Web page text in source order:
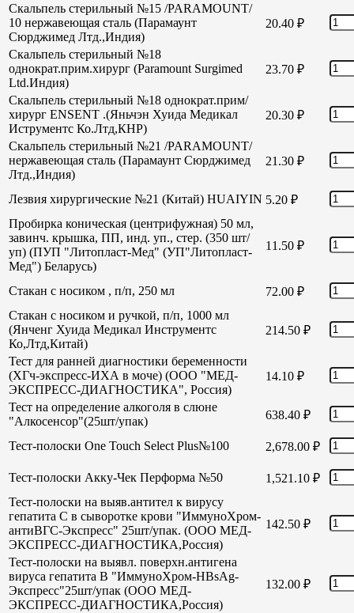
Скальпель стерильный №15 /PARAMOUNT/
10 нержавеющая сталь (Парамаунт
Сюрджимед Лтд.,Индия)
20.40 ₽
Скальпель стерильный №18
однократ.прим.хирург (Paramount Surgimed
Ltd.Индия)
23.70 ₽
Скальпель стерильный №18 однократ.прим/
хирург ENSENT .(Яньчэн Хуида Медикал
Иструментс Ко.Лтд,КНР)
20.30 ₽
Скальпель стерильный №21 /PARAMOUNT/
нержавеющая сталь (Парамаунт Сюрджимед
Лтд.,Индия)
21.30 ₽
Лезвия хирургические №21 (Китай) HUAIYIN 5.20 ₽
Пробирка коническая (центрифужная) 50 мл,
завинч. крышка, ПП, инд. уп., стер. (350 шт/
уп) (ПУП "Литопласт-Мед" (УП"Литопласт-
Мед") Беларусь)
11.50 ₽
Стакан с носиком , п/п, 250 мл 72.00 ₽
Стакан с носиком и ручкой, п/п, 1000 мл
(Янченг Хуида Медикал Инструментс
Ко,Лтд,Китай)
214.50 ₽
Тест для ранней диагностики беременности
(ХГч-экспресс-ИХА в моче) (ООО "МЕД-
ЭКСПРЕСС-ДИАГНОСТИКА", Россия)
14.10 ₽
Тест на определение алкоголя в слюне
"Алкосенсор"(25шт/упак)
638.40 ₽
Тест-полоски One Touch Select Plus№100 2,678.00 ₽
Тест-полоски Акку-Чек Перформа №50 1,521.10 ₽
Тест-полоски на выяв.антител к вирусу
гепатита С в сыворотке крови "ИммуноХром-
антиВГС-Экспресс" 25шт/упак. (ООО МЕД-
ЭКСПРЕСС-ДИАГНОСТИКА,Россия)
142.50 ₽
Тест-полоски на выявл. поверхн.антигена
вируса гепатита В "ИммуноХром-HBsAg-
Экспресс"25шт/упак (ООО МЕД-
ЭКСПРЕСС-ДИАГНОСТИКА,Россия)
132.00 ₽